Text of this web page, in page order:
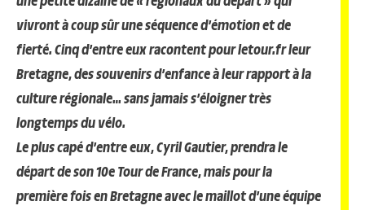
vivront à coup sûr une séquence d’émotion et de
fierté. Cinq d’entre eux racontent pour letour.fr leur
Bretagne, des souvenirs d’enfance à leur rapport à la
culture régionale… sans jamais s’éloigner très
longtemps du vélo.
Le plus capé d’entre eux, Cyril Gautier, prendra le
départ de son 10e Tour de France, mais pour la
première fois en Bretagne avec le maillot d’une équipe